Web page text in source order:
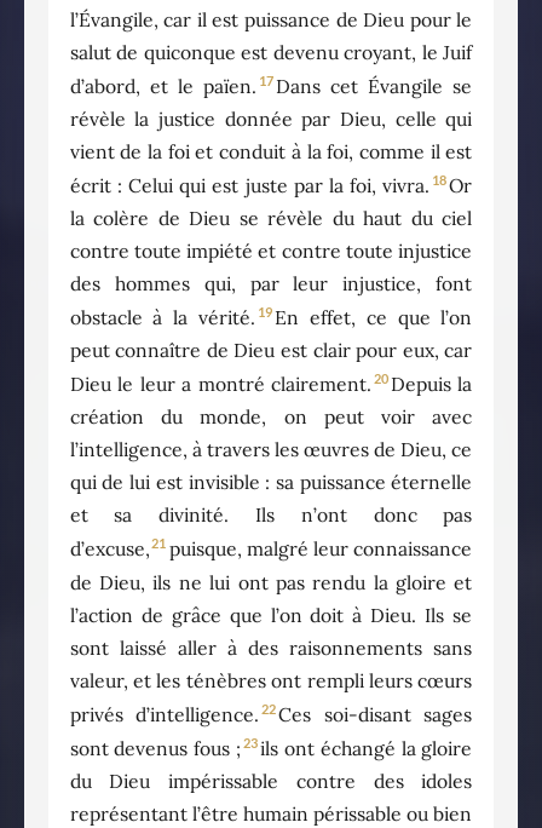
l’Évangile, car il est puissance de Dieu pour le
salut de quiconque est devenu croyant, le Juif
d’abord, et le païen. 17 Dans cet Évangile se
révèle la justice donnée par Dieu, celle qui
vient de la foi et conduit à la foi, comme il est
écrit : Celui qui est juste par la foi, vivra. 18Or
la colère de Dieu se révèle du haut du ciel
contre toute impiété et contre toute injustice
des hommes qui, par leur injustice, font
obstacle à la vérité. 19 En effet, ce que l’on
peut connaître de Dieu est clair pour eux, car
Dieu le leur a montré clairement. 20 Depuis la
création du monde, on peut voir avec
l’intelligence, à travers les œuvres de Dieu, ce
qui de lui est invisible : sa puissance éternelle
et sa divinité. Ils n’ont donc pas
d’excuse,21 puisque, malgré leur connaissance
de Dieu, ils ne lui ont pas rendu la gloire et
l’action de grâce que l’on doit à Dieu. Ils se
sont laissé aller à des raisonnements sans
valeur, et les ténèbres ont rempli leurs cœurs
privés d’intelligence. 22Ces soi-disant sages
sont devenus fous ; 23ils ont échangé la gloire
du Dieu impérissable contre des idoles
représentant l’être humain périssable ou bien